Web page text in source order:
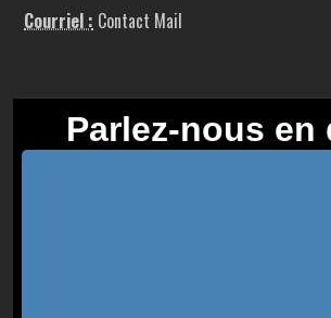
Courriel : Contact Mail